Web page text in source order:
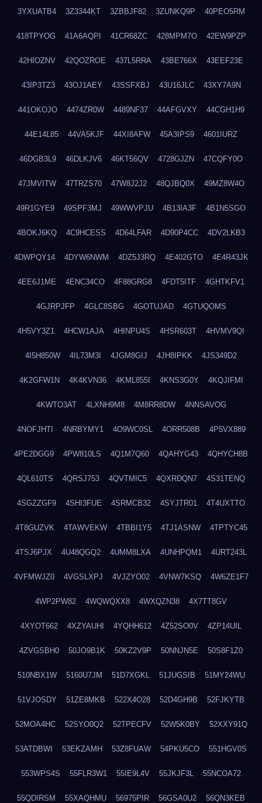
3YXUATB4 3Z3344KT 3ZBBJF82 3ZUNKQ9P 40PEO5RM
418TPYOG 41A6AQPI 41CR68ZC 428MPM7O 42EW9PZP
42HIOZNV 42QOZROE 437L5RRA 43BE766X 43EEF23E
43IP3TZ3 43OJ1AEY 43SSFXBJ 43U16JLC 43XY7A9N
441OKOJO 4474ZR0W 4489NF37 44AFGVXY 44CGH1H9
44E14L85 44VA5KJF 44XI8AFW 45A3IPS9 4601IURZ
46DGB3L9 46DLKJV6 46KT56QV 4728GJZN 47CQFY0O
47JMVITW 47TRZS70 47W8J2J2 48QJBQ0X 49MZ8W4O
49R1GYE9 49SPF3MJ 49WWVPJU 4B13IA3F 4B1N5SGO
4BOKJ6KQ 4C9HCESS 4D64LFAR 4D90P4CC 4DV2LKB3
4DWPQY14 4DYW6NWM 4DZ5J3RQ 4E402GTO 4E4R43JK
4EE6J1ME 4ENC34CO 4F88GRG8 4FDT5ITF 4GHTKFV1
4GJRPJFP 4GLC8SBG 4GOTUJAD 4GTUQOMS
4H5VY3Z1 4HCW1AJA 4HINPU4S 4HSR603T 4HVMV9QI
4I5H850W 4IL73M3I 4JGM8GIJ 4JH8IPKK 4JS349D2
4K2GFW1N 4K4KVN36 4KML855I 4KNS3G0Y 4KQJIFMI
4KWTO3AT 4LXNH9M8 4M8RR8DW 4NNSAVOG
4NOFJHTI 4NRBYMY1 4O9WC0SL 4ORR508B 4P5VX889
4PE2DGG9 4PW810LS 4Q1M7Q60 4QAHYG43 4QHYCH8B
4QL610TS 4QRSJ753 4QVTMIC5 4QXRDQN7 4S31TENQ
4SGZZGF9 4SHI3FUE 4SRMCB32 4SYJTR01 4T4UXTTO
4T8GUZVK 4TAWVEKW 4TBBI1Y5 4TJ1ASNW 4TPTYC45
4TSJ6PJX 4U48QGQ2 4UMM8LXA 4UNHPQM1 4URT243L
4VFMWJZ0 4VGSLXPJ 4VJZYO02 4VNW7KSQ 4W6ZE1F7
4WP2PW82 4WQWQXX8 4WXQZN38 4X7TT8GV
4XYOT662 4XZYAUHI 4YQHH612 4Z52SO0V 4ZP14UIL
4ZVGSBH0 50JO9B1K 50KZ2V9P 50NNJN5E 50S8F1Z0
510NBX1W 5160U7JM 51D7XGKL 51JUGSIB 51MY24WU
51VJOSDY 51ZE8MKB 522X4O28 52D4GH9B 52FJKYTB
52MOA4HC 52SYO0Q2 52TPECFV 52W5K0BY 52XXY91Q
53ATDBWI 53EKZAMH 53Z8FUAW 54PKU5CO 551HGV0S
553WPS4S 55FLR3W1 55IE9L4V 55JKJF3L 55NCOA72
55QDIRSM 55XAQHMU 56975PIR 56GSA0U2 56QN3KEB